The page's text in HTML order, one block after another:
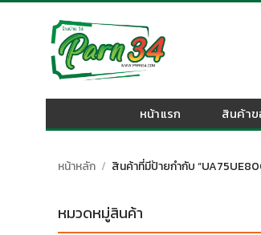
หน้าแรก สินค้าข
หน้าหลัก / สินค้าที่มีป้ายกำกับ
หมวดหมู่สินค้า